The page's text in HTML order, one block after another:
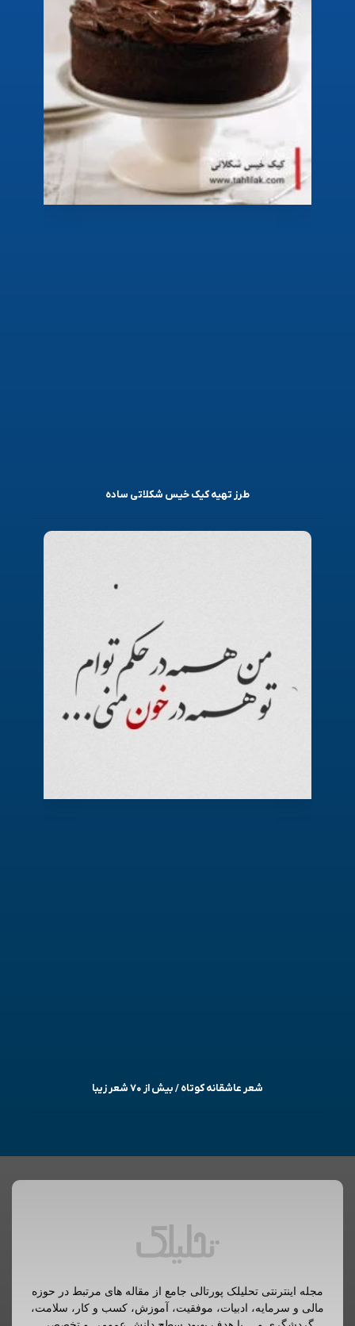
طرز تهیه کیک خیس شکلاتی ساده
شعر عاشقانه کوتاه / بیش از ۷۰ شعر زیبا
مجله اینترنتی تحلیلک پورتالی جامع از مقاله های مرتبط در حوزه
مالی و سرمایه، ادبیات، موفقیت، آموزش، کسب و کار، سلامت،